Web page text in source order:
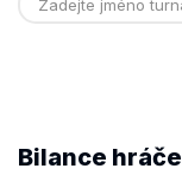
Bilance hráče